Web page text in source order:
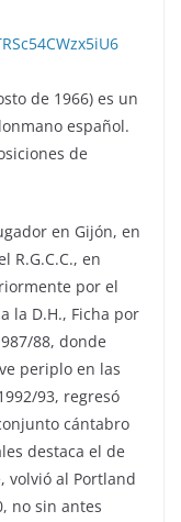
de 1966) es un
español.
de
en Gijón, en
R.G.C.C., en
por el
la D.H., Ficha por
88, donde
periplo en las
93, regresó
cántabro
destaca el de
volvió al Portland
no sin antes